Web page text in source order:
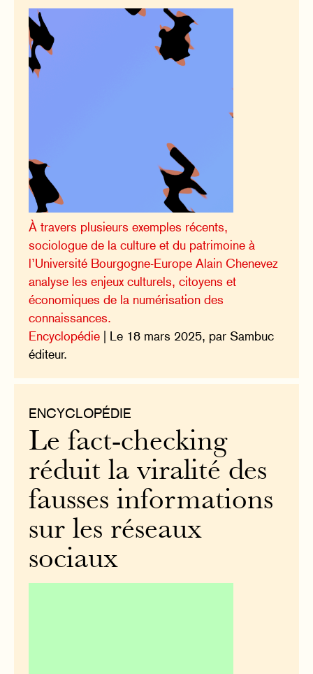
À travers plusieurs exemples récents,
sociologue de la culture et du patrimoine à
l’Université Bourgogne-Europe Alain Chenevez
analyse les enjeux culturels, citoyens et
économiques de la numérisation des
connaissances.
Encyclopédie | Le 18 mars 2025, par Sambuc
éditeur.
ENCYCLOPÉDIE
Le fact-checking
réduit la viralité des
fausses informations
sur les réseaux
sociaux